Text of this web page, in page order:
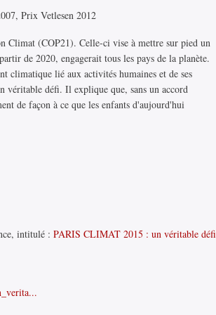
Prix Vetlesen 2012
Climat (COP21). Celle-ci vise à mettre sur pied un
de 2020, engagerait tous les pays de la planète.
climatique lié aux activités humaines et de ses
véritable défi. Il explique que, sans un accord
de façon à ce que les enfants d'aujourd'hui
intitulé : PARIS CLIMAT 2015 : un véritable défi